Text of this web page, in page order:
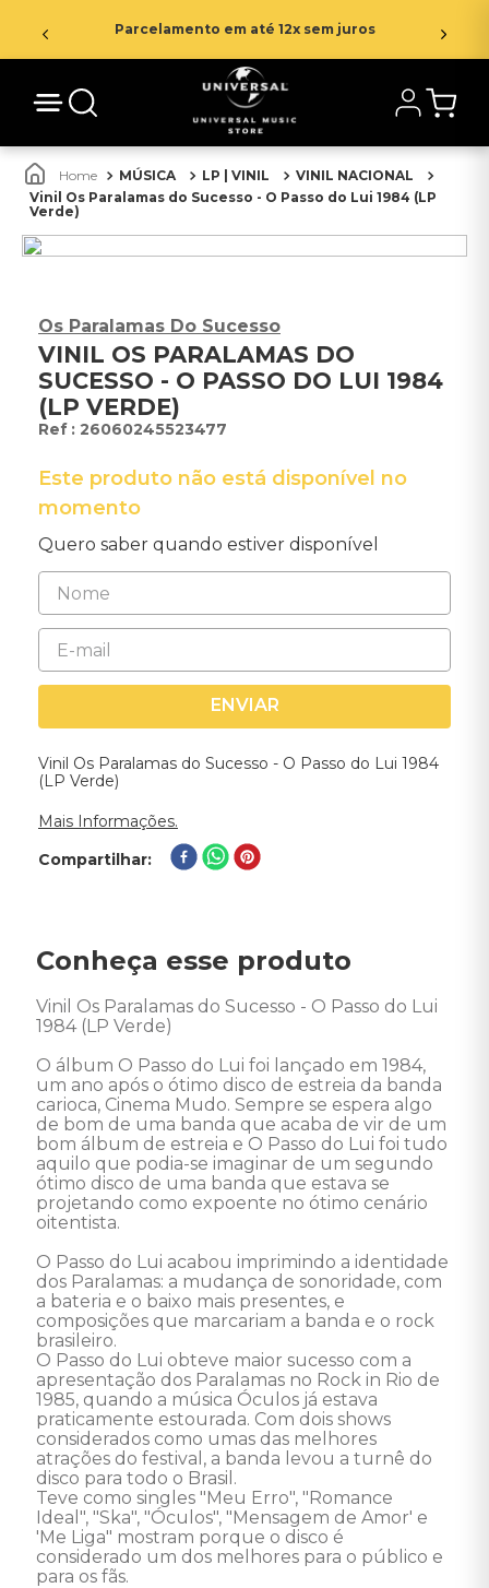
Parcelamento em até 12x sem juros
MÚSICA LP | VINIL
VINIL NACIONAL
Vinil Os Paralamas do Sucesso - O Passo do Lui 1984 (LP
Verde)
Os Paralamas Do Sucesso
VINIL OS PARALAMAS DO
SUCESSO - O PASSO DO LUI 1984
(LP VERDE)
: 26060245523477
Este produto não está disponível no
momento
Quero saber quando estiver disponível
ENVIAR
Vinil Os Paralamas do Sucesso - O Passo do Lui 1984
(LP Verde)
Mais Informações.
Compartilhar
Conheça esse produto
Vinil Os Paralamas do Sucesso - O Passo do Lui
1984 (LP Verde)
O álbum O Passo do Lui foi lançado em 1984,
um ano após o ótimo disco de estreia da banda
carioca, Cinema Mudo. Sempre se espera algo
de bom de uma banda que acaba de vir de um
bom álbum de estreia e O Passo do Lui foi tudo
aquilo que podia-se imaginar de um segundo
ótimo disco de uma banda que estava se
projetando como expoente no ótimo cenário
oitentista.
O Passo do Lui acabou imprimindo a identidade
dos Paralamas: a mudança de sonoridade, com
a bateria e o baixo mais presentes, e
composições que marcariam a banda e o rock
brasileiro.
O Passo do Lui obteve maior sucesso com a
apresentação dos Paralamas no Rock in Rio de
1985, quando a música Óculos já estava
praticamente estourada. Com dois shows
considerados como umas das melhores
atrações do festival, a banda levou a turnê do
disco para todo o Brasil.
Teve como singles "Meu Erro", "Romance
Ideal", "Ska", "Óculos", "Mensagem de Amor' e
'Me Liga" mostram porque o disco é
considerado um dos melhores para o público e
para os fãs.